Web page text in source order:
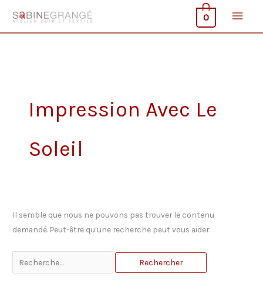
contenu
0
Impression Avec Le
Soleil
Il semble que nous ne pouvons pas trouver le contenu
demandé. Peut-être qu’une recherche peut vous aider.
Rechercher :